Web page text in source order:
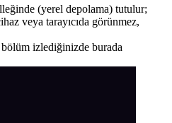
(yerel depolama) tutulur;
veya tarayıcıda görünmez,
izlediğinizde burada